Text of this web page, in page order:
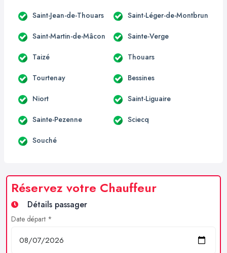
Saint-Jean-de-Thouars Saint-Léger-de-Montbrun
Saint-Martin-de-Mâcon Sainte-Verge
Taizé Thouars
Tourtenay Bessines
Niort Saint-Liguaire
Sainte-Pezenne Sciecq
Souché
Réservez votre Chauffeur
Détails passager
Date départ *